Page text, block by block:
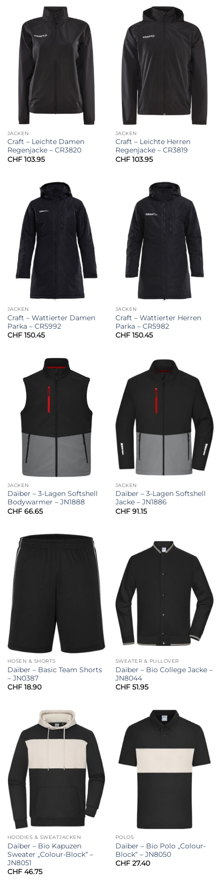
JACKEN
Craft – Leichte Damen
Regenjacke – CR3820
CHF103.95
JACKEN
Craft – Leichte Herren
Regenjacke – CR3819
CHF103.95
JACKEN
Craft – Wattierter Damen
Parka – CR5992
CHF150.45
JACKEN
Craft – Wattierter Herren
Parka – CR5982
CHF150.45
JACKEN
Daiber – 3-Lagen Softshell
Bodywarmer – JN1888
CHF66.65
JACKEN
Daiber – 3-Lagen Softshell
Jacke – JN1886
CHF91.15
HOSEN & SHORTS
Daiber – Basic Team Shorts
– JN0387
CHF18.90
SWEATER & PULLOVER
Daiber – Bio College Jacke –
JN8044
CHF51.95
HOODIES & SWEATJACKEN
Daiber – Bio Kapuzen
Sweater „Colour-Block“ –
JN8051
CHF46.75
POLOS
Daiber – Bio Polo „Colour-
Block“ – JN8050
CHF27.40